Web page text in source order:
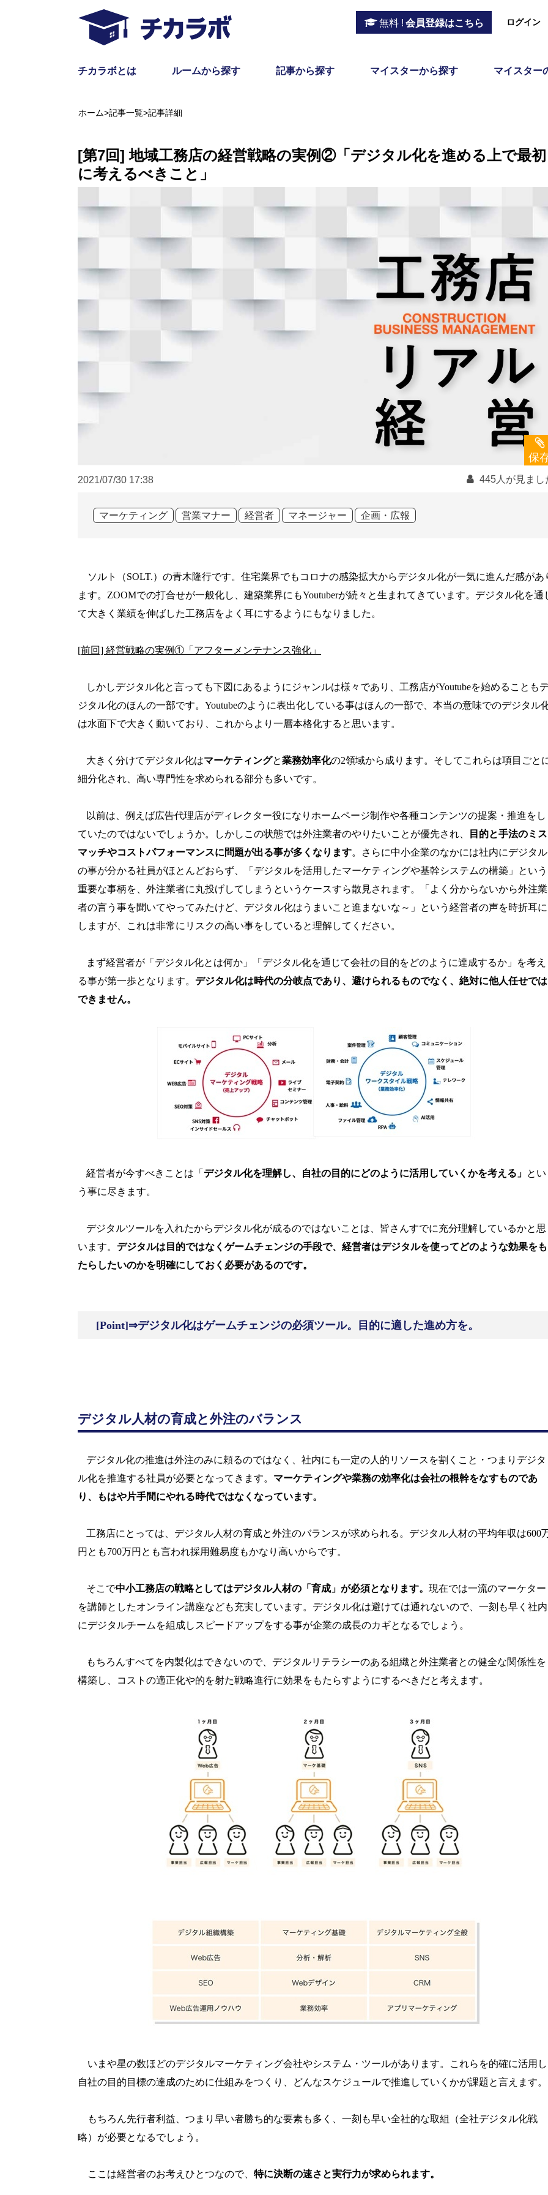
無料 ! 会員登録はこちら ログイン
チカラボとは ルームから探す 記事から探す マイスターから探す マイスター
ホーム>記事一覧>記事詳細
[第7回] 地域工務店の経営戦略の実例②「デジタル化を進める上で最初
に考えるべきこと」
保
2021/07/30 17:38 445人が見まし
マーケティング 営業マナー 経営者 マネージャー 企画・広報
ソルト（SOLT.）の青木隆行です。 住宅業界でもコロナの感染拡大からデジタル化が一気に進んだ感があ
ます。 ZOOMでの打合せが一般化し、建築業界にもYoutuberが続々と生まれてきています。デジタル化を通
て大きく業績を伸ばした工務店をよく耳にするようにもなりました。
[前回] 経営戦略の実例①「アフターメンテナンス強化」
しかしデジタル化と言っても下図にあるようにジャンルは様々であり、工務店がYoutubeを始めることも
ジタル化のほんの一部です。 Youtubeのように表出化している事はほんの一部で、本当の意味でのデジタル
は水面下で大きく動いており、これからより一層本格化すると思います。
大きく分けてデジタル化はマーケティングと業務効率化の2領域から成ります。そしてこれらは項目ごと
細分化され、高い専門性を求められる部分も多いです。
以前は、例えば広告代理店がディレクター役になりホームページ制作や各種コンテンツの提案・推進をし
ていたのではないでしょうか。しかしこの状態では外注業者のやりたいことが優先され、
目的と手法のミス
マッチやコストパフォーマンスに問題が出る事が多くなります。さらに中小企業のなかには社内にデジタル
の事が分かる社員がほとんどおらず、「デジタルを活用したマーケティングや基幹システムの構築」という
重要な事柄を、外注業者に丸投げしてしまうというケースすら散見されます。「よく分からないから外注業
者の言う事を聞いてやってみたけど、デジタル化はうまいこと進まないな～」という経営者の声を時折耳に
しますが、これは非常にリスクの高い事をしていると理解してください。
まず経営者が「デジタル化とは何か」「デジタル化を通じて会社の目的をどのように達成するか」を考え
る事が第一歩となります。 デジタル化は時代の分岐点であり、避けられるものでなく、絶対に他人任せでは
できません。
経営者が今すべきことは「 デジタル化を理解し、自社の目的にどのように活用していくかを考える」 とい
う事に尽きます。
デジタルツールを入れたからデジタル化が成るのではないことは、皆さんすでに充分理解しているかと思
います。 デジタルは目的ではなくゲームチェンジの手段で、経営者はデジタルを使ってどのような効果をも
たらしたいのかを明確にしておく必要があるのです。
[Point]⇒デジタル化はゲームチェンジの必須ツール。目的に適した進め方を。
デジタル人材の育成と外注のバランス
デジタル化の推進は外注のみに頼るのではなく、社内にも一定の人的リソースを割くこと・つまりデジタ
ル化を推進する社員が必要となってきます。 マーケティングや業務の効率化は会社の根幹をなすものであ
り、もはや片手間にやれる時代ではなくなっています。
工務店にとっては、デジタル人材の育成と外注のバランスが求められる。デジタル人材の平均年収は600
円とも700万円とも言われ採用難易度もかなり高いからです。
そこで中小工務店の戦略としてはデジタル人材の「育成」が必須となります。 現在では一流のマーケター
を講師としたオンライン講座なども充実しています。デジタル化は避けては通れないので、一刻も早く社内
にデジタルチームを組成しスピードアップをする事が企業の成長のカギとなるでしょう。
もちろんすべてを内製化はできないので、デジタルリテラシーのある組織と外注業者との健全な関係性を
構築し、コストの適正化や的を射た戦略進行に効果をもたらすようにするべきだと考えます。
いまや星の数ほどのデジタルマーケティング会社やシステム・ツールがあります。
これらを的確に活用し
自社の目的目標の達成のために仕組みをつくり、どんなスケジュールで推進していくかが課題と言えます。
もちろん先行者利益、つまり早い者勝ち的な要素も多く、一刻も早い全社的な取組（全社デジタル化戦
略）が必要となるでしょう。
ここは経営者のお考えひとつなので、 特に決断の速さと実行力が求められます。